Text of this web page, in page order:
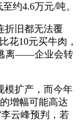
约4.6万元/吨。
折旧都无法覆
花10元买牛肉，
离——企业会转
模扩产，而今年
增幅可能高达
云峰预判，若